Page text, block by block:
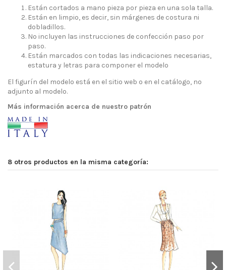
Están cortados a mano pieza por pieza en una sola talla.
Están en limpio, es decir, sin márgenes de costura ni
dobladillos.
No incluyen las instrucciones de confección paso por
paso.
Están marcados con todas las indicaciones necesarias,
estatura y letras para componer el modelo
El figurín del modelo está en el sitio web o en el catálogo, no
adjunto al modelo.
Más información acerca de nuestro patrón
8 otros productos en la misma categoría: